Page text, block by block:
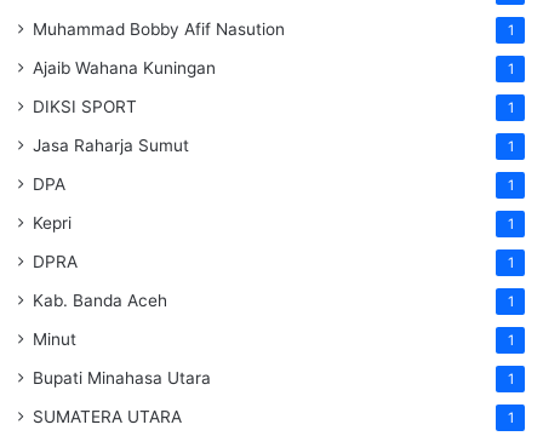
Muhammad Bobby Afif Nasution 1
Ajaib Wahana Kuningan 1
DIKSI SPORT 1
Jasa Raharja Sumut 1
DPA 1
Kepri 1
DPRA 1
Kab. Banda Aceh 1
Minut 1
Bupati Minahasa Utara 1
SUMATERA UTARA 1